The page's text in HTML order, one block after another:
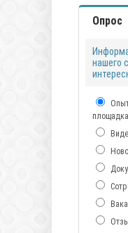
Опрос
нашего
площадка